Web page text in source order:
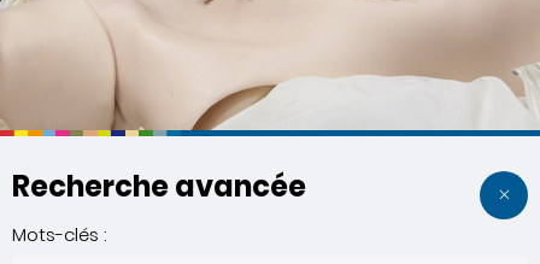
Recherche avancée
Mots-clés :